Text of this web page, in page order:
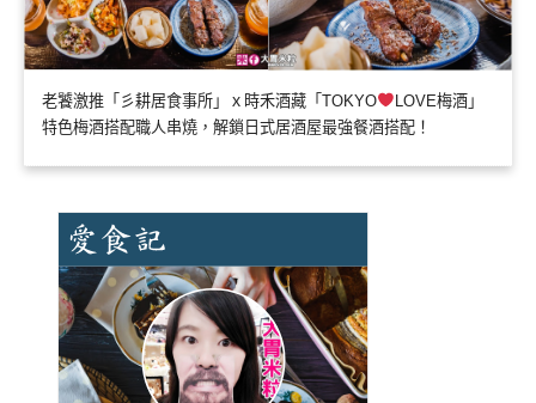
老饕激推「彡耕居食事所」ｘ時禾酒藏「TOKYO
LOVE梅酒」
特色梅酒搭配職人串燒，解鎖日式居酒屋最強餐酒搭配！